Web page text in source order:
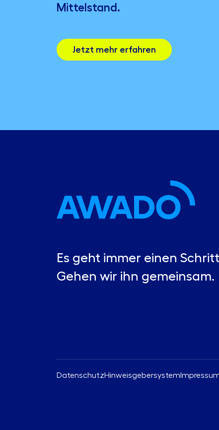
Mittelstand.
Jetzt mehr erfahren
Es geht immer einen
Gehen wir ihn gemeinsam.
DatenschutzHinweisgebersystem